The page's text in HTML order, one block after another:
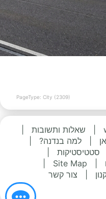
PageType: City (2309)
שאלות ותשובות
למה בנדנה?
סטטיסטיקות
Site Map
צור קשר